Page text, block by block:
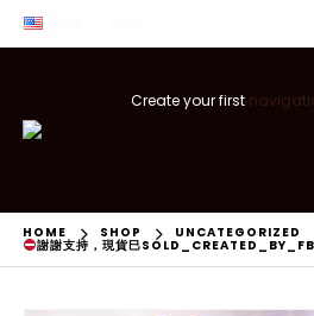
Create your first
HOME SHOP UNCATEGORIZED
謝謝支持，現貨巳SOLD_CREATED_BY_FB